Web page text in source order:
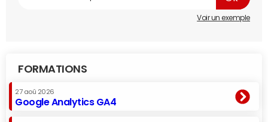
Voir un exemple
FORMATIONS
27 aoû 2026
Google Analytics GA4